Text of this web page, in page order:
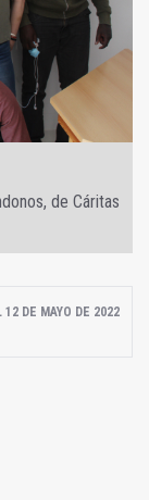
de Cáritas
12 DE MAYO DE 2022